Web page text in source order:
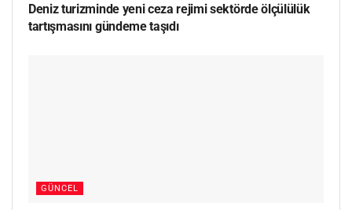
Deniz turizminde yeni ceza rejimi sektörde ölçülülük
tartışmasını gündeme taşıdı
GÜNCEL